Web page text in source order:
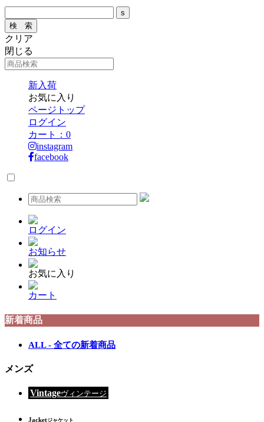
クリア
閉じる
新入荷
お気に入り
ページトップ
ログイン
カート： 0
instagram
facebook
ログイン
お知らせ
お気に入り
カート
新着商品
ALL - 全ての新着商品
メンズ
Vintageヴィンテージ
Jacketジャケット